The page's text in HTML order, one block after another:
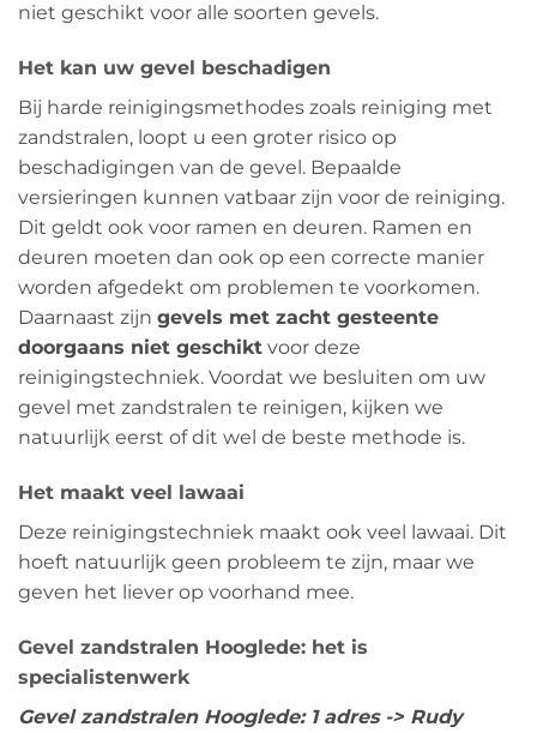
niet geschikt voor alle soorten gevels.
Het kan uw gevel beschadigen
Bij harde reinigingsmethodes zoals reiniging met
zandstralen, loopt u een groter risico op
beschadigingen van de gevel. Bepaalde
versieringen kunnen vatbaar zijn voor de reiniging.
Dit geldt ook voor ramen en deuren. Ramen en
deuren moeten dan ook op een correcte manier
worden afgedekt om problemen te voorkomen.
Daarnaast zijn gevels met zacht gesteente
doorgaans niet geschikt voor deze
reinigingstechniek. Voordat we besluiten om uw
gevel met zandstralen te reinigen, kijken we
natuurlijk eerst of dit wel de beste methode is.
Het maakt veel lawaai
Deze reinigingstechniek maakt ook veel lawaai. Dit
hoeft natuurlijk geen probleem te zijn, maar we
geven het liever op voorhand mee.
Gevel zandstralen Hooglede: het is
specialistenwerk
Gevel zandstralen Hooglede: 1 adres -> Rudy